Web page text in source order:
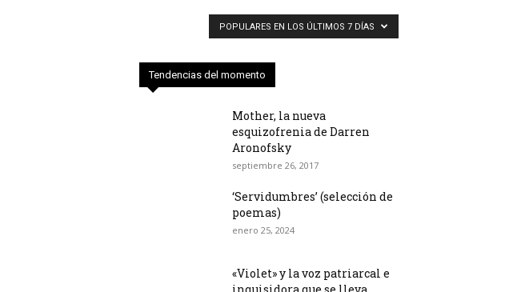
POPULARES EN LOS ÚLTIMOS 7 DÍAS
Tendencias del momento
Mother, la nueva
esquizofrenia de Darren
Aronofsky
septiembre 26, 2017
‘Servidumbres’ (selección de
poemas)
enero 25, 2024
«Violet» y la voz patriarcal e